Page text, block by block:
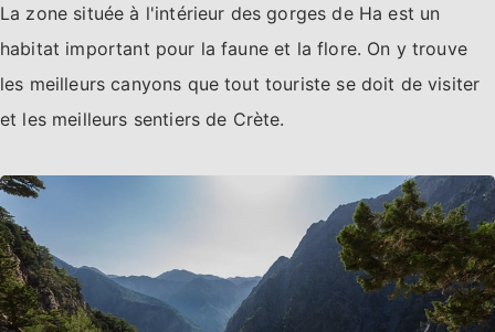
La zone située à l'intérieur des gorges de Ha est un
habitat important pour la faune et la flore. On y trouve
les meilleurs canyons que tout touriste se doit de visiter
et les meilleurs sentiers de Crète.